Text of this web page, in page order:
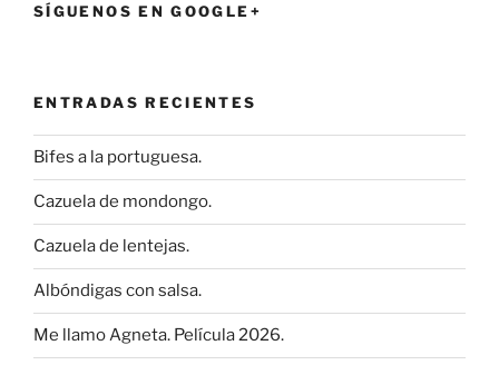
SÍGUENOS EN GOOGLE+
ENTRADAS RECIENTES
Bifes a la portuguesa.
Cazuela de mondongo.
Cazuela de lentejas.
Albóndigas con salsa.
Me llamo Agneta. Película 2026.